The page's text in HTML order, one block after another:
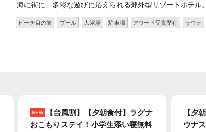
海に街に、多彩な遊びに応えられる郊外型リゾートホテル
ビーチ目の前 プール 大浴場 駐車場 アワード受賞歴有 サウナ
NEW
【台風割】【夕朝食付】ラグナ
おこもりステイ！小学生添い寝無料
【夕
ウナ